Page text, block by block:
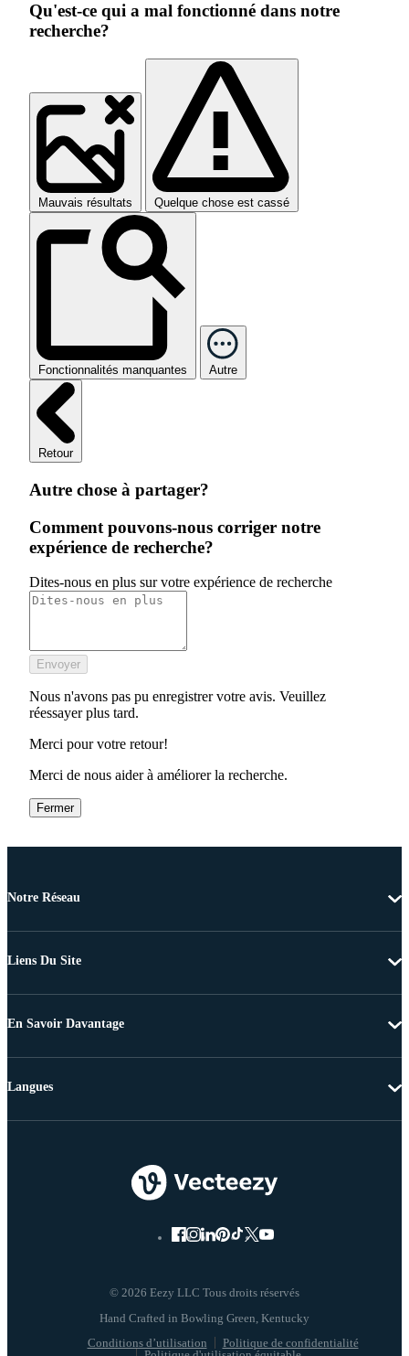
Qu'est-ce qui a mal fonctionné dans notre
recherche?
Mauvais résultats Quelque chose est cassé
Fonctionnalités manquantes Autre
Retour
Autre chose à partager?
Comment pouvons-nous corriger notre
expérience de recherche?
Dites-nous en plus sur votre expérience de recherche
Envoyer
Nous n'avons pas pu enregistrer votre avis. Veuillez
réessayer plus tard.
Merci pour votre retour!
Merci de nous aider à améliorer la recherche.
Fermer
Notre Réseau
Liens Du Site
En Savoir Davantage
© 2026 Eezy LLC Tous droits réservés
Conditions d’utilisation
Politique de confidentialité
Langues